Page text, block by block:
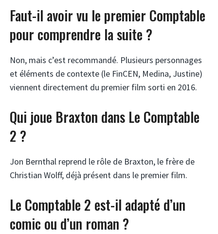
Faut-il avoir vu le premier Comptable
pour comprendre la suite ?
Non, mais c’est recommandé. Plusieurs personnages
et éléments de contexte (le FinCEN, Medina, Justine)
viennent directement du premier film sorti en 2016.
Qui joue Braxton dans Le Comptable
2 ?
Jon Bernthal reprend le rôle de Braxton, le frère de
Christian Wolff, déjà présent dans le premier film.
Le Comptable 2 est-il adapté d’un
comic ou d’un roman ?